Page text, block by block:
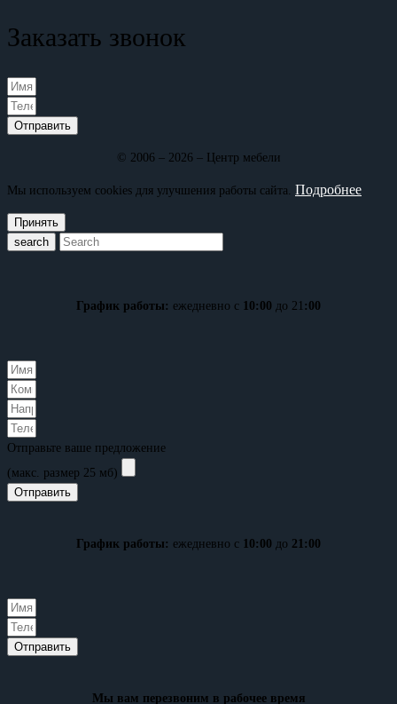
Заказать звонок
Отправить
© 2006 – 2026 – Центр мебели
Мы используем cookies для улучшения работы сайта. Подробнее
Принять
search
График работы: ежедневно с 10:00 до 21 :00
Отправьте ваше предложение
(макс. размер 25 мб)
Отправить
График работы: ежедневно с 10:00 до 21:00
Отправить
Мы вам перезвоним в рабочее время